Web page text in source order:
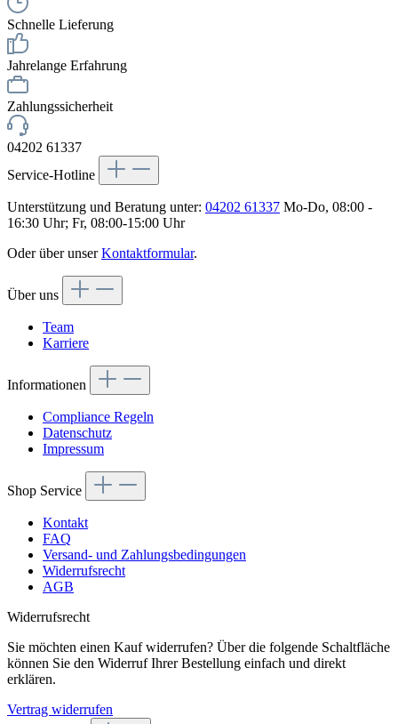
Schnelle Lieferung
Jahrelange Erfahrung
Zahlungssicherheit
04202 61337
Service-Hotline
Unterstützung und Beratung unter: 04202 61337 Mo-Do, 08:00 -
16:30 Uhr; Fr, 08:00-15:00 Uhr
Oder über unserKontaktformular.
Über uns
Team
Karriere
Informationen
Compliance Regeln
Datenschutz
Impressum
Shop Service
Kontakt
FAQ
Versand- und Zahlungsbedingungen
Widerrufsrecht
AGB
Widerrufsrecht
Sie möchten einen Kauf widerrufen? Über die folgende Schaltfläche
können Sie den Widerruf Ihrer Bestellung einfach und direkt
erklären.
Vertrag widerrufen